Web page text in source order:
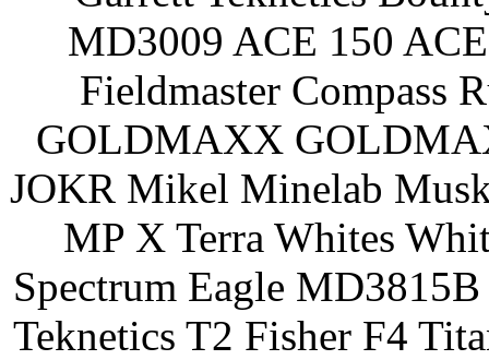
MD3009 ACE 150
Fieldmaster Compass
GOLDMAXX
JOKR Mikel Minelab
MP X Terra Whites
Spectrum Eagle
Teknetics T2 Fisher F4